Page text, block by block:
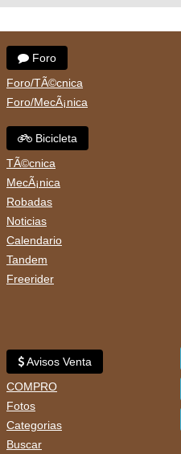
Foro
Foro/TÃ©cnica
Foro/MecÃ¡nica
Bicicleta
TÃ©cnica
MecÃ¡nica
Robadas
Noticias
Calendario
Tandem
Freerider
Avisos Venta
COMPRO
Fotos
Categorias
Buscar